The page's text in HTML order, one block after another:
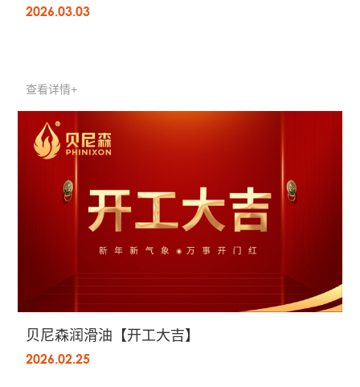
2026.03.03
查看详情+
贝尼森润滑油【开工大吉】
2026.02.25